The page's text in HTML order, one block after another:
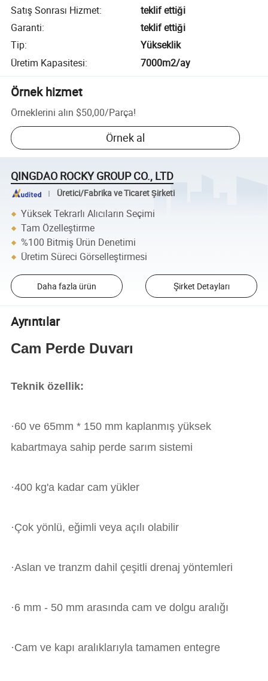
Satış Sonrası Hizmet:
teklif ettiği
Garanti:
teklif ettiği
Tip:
Yükseklik
Üretim Kapasitesi: 7000m2/ay
Örnek hizmet
Örneklerini alın $50,00/Parça!
Örnek al
QINGDAO ROCKY GROUP CO., LTD
Üretici/Fabrika ve Ticaret Şirketi
Yüksek Tekrarlı Alıcıların Seçimi
Tam Özelleştirme
%100 Bitmiş Ürün Denetimi
Üretim Süreci Görselleştirmesi
Daha fazla ürün Şirket Detayları
Ayrıntılar
Cam Perde Duvarı
Teknik özellik:
·60 ve 65mm * 150 mm kaplanmış yüksek
kabartmaya sahip perde sarım sistemi
·400 kg'a kadar cam yükler
·Çok yönlü, eğimli veya açılı olabilir
·Aslan ve tranzm dahil çeşitli drenaj yöntemleri
·6 mm - 50 mm arasında cam ve dolgu aralığı
·Cam ve kapı aralıklarıyla tamamen entegre